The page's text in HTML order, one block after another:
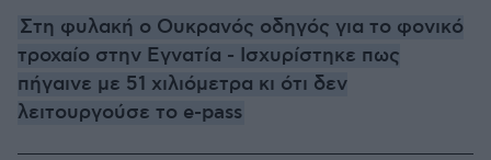
Στη φυλακή ο Ουκρανός οδηγός για το φονικό
τροχαίο στην Εγνατία - Ισχυρίστηκε πως
πήγαινε με 51 χιλιόμετρα κι ότι δεν
λειτουργούσε το e-pass